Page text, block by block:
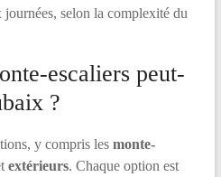
selon la complexité du
escaliers peut-
?
y compris les monte-
extérieurs. Chaque option est